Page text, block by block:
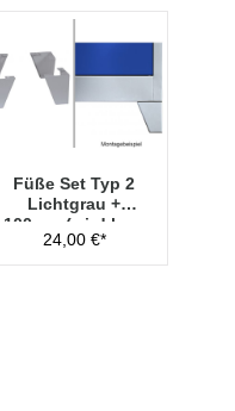
Füße Set Typ 2
Lichtgrau +
100mm (wird lose
beigelegt)
24,00 €*